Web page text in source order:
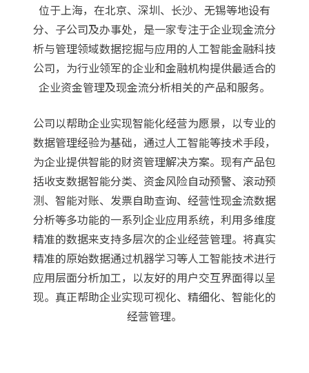
位于上海，在北京、深圳、长沙、无锡等地设有
分、子公司及办事处，是一家专注于企业现金流分
析与管理领域数据挖掘与应用的人工智能金融科技
公司，为行业领军的企业和金融机构提供最适合的
企业资金管理及现金流分析相关的产品和服务。
公司以帮助企业实现智能化经营为愿景，以专业的
数据管理经验为基础，通过人工智能等技术手段，
为企业提供智能的财资管理解决方案。 现有产品包
括收支数据智能分类、资金风险自动预警、滚动预
测、智能对账、发票自助查询、经营性现金流数据
分析等多功能的一系列企业应用系统，利用多维度
精准的数据来支持多层次的企业经营管理。 将真实
精准的原始数据通过机器学习等人工智能技术进行
应用层面分析加工，以友好的用户交互界面得以呈
现。真正帮助企业实现可视化、精细化、智能化的
经营管理。